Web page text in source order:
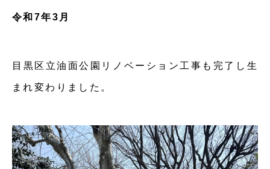
令和7年3月
目黒区立油面公園リノベーション工事も完了し生
まれ変わりました。